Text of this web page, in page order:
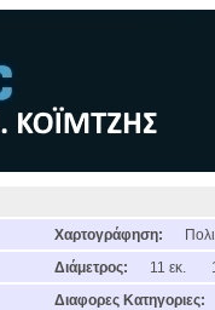
Χαρτογράφηση:
Διάμετρος:
11 εκ.
Διαφορες Κατηγοριες: